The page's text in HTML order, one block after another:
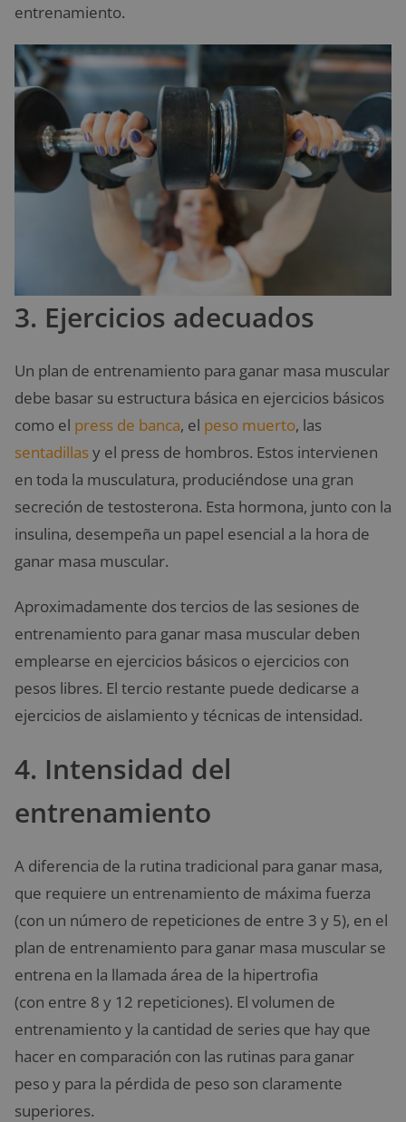
entrenamiento.
3. Ejercicios adecuados
Un plan de entrenamiento para ganar masa muscular
debe basar su estructura básica en ejercicios básicos
como el press de banca, el peso muerto, las
sentadillasy el press de hombros. Estos intervienen
en toda la musculatura, produciéndose una gran
secreción de testosterona. Esta hormona, junto con la
insulina, desempeña un papel esencial a la hora de
ganar masa muscular.
Aproximadamente dos tercios de las sesiones de
entrenamiento para ganar masa muscular deben
emplearse en ejercicios básicos o ejercicios con
pesos libres. El tercio restante puede dedicarse a
ejercicios de aislamiento y técnicas de intensidad.
4. Intensidad del
entrenamiento
A diferencia de la rutina tradicional para ganar masa,
que requiere un entrenamiento de máxima fuerza
(con un número de repeticiones de entre 3 y 5), en el
plan de entrenamiento para ganar masa muscular se
entrena en la llamada área de la hipertrofia
(con entre 8 y 12 repeticiones). El volumen de
entrenamiento y la cantidad de series que hay que
hacer en comparación con las rutinas para ganar
peso y para la pérdida de peso son claramente
superiores.